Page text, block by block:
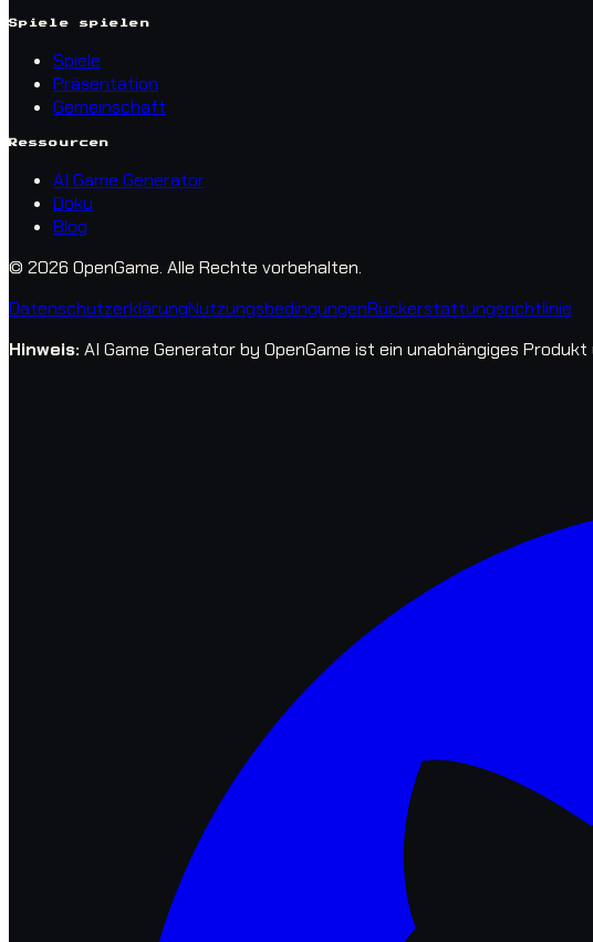
Spiele spielen
Spiele
Präsentation
Gemeinschaft
Ressourcen
AI Game Generator
Doku
Blog
© 2026 OpenGame. Alle Rechte vorbehalten.
DatenschutzerklärungNutzungsbedingungenRückerstattungsrichtlinie
Hinweis: AI Game Generator by OpenGame ist ein unabhängiges